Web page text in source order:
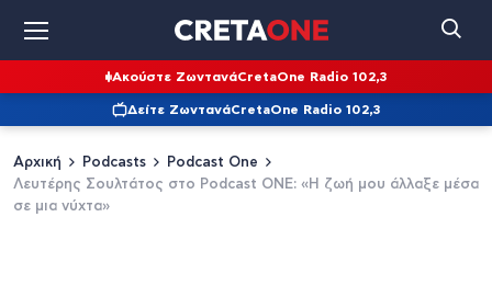
Ακούστε ΖωντανάCretaOne Radio 102,3
Δείτε ΖωντανάCretaOne Radio 102,3
Αρχική Podcasts
Podcast One
Λευτέρης Σουλτάτος στο Podcast ONE: «Η ζωή μου άλλαξε μέσα
σε μια νύχτα»